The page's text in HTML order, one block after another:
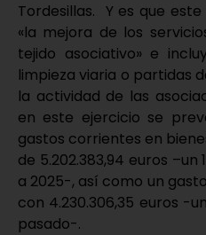
Tordesillas. Y es que
«la mejora de los
tejido asociativo» e
limpieza viaria o partidas
la actividad de las
en este ejercicio se
gastos corrientes en
de 5.202.383,94 euros
a 2025-, así como un
con 4.230.306,35 euros -
pasado-.